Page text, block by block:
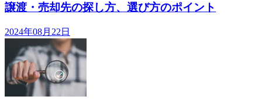
譲渡・売却先の探し方、選び方のポイント
2024年08月22日